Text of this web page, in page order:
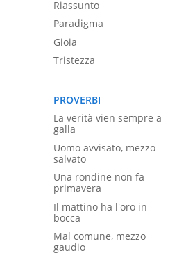
Riassunto
Paradigma
Gioia
Tristezza
PROVERBI
La verità vien sempre a
galla
Uomo avvisato, mezzo
salvato
Una rondine non fa
primavera
Il mattino ha l'oro in
bocca
Mal comune, mezzo
gaudio